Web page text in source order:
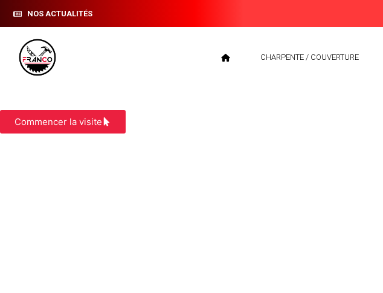
NOS ACTUALITÉS
CHARPENTE / COUVERTURE
Commencer la visite